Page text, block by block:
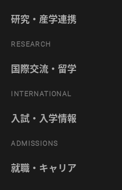
研究・産学連携
RESEARCH
国際交流・留学
INTERNATIONAL
入試・入学情報
ADMISSIONS
就職・キャリア